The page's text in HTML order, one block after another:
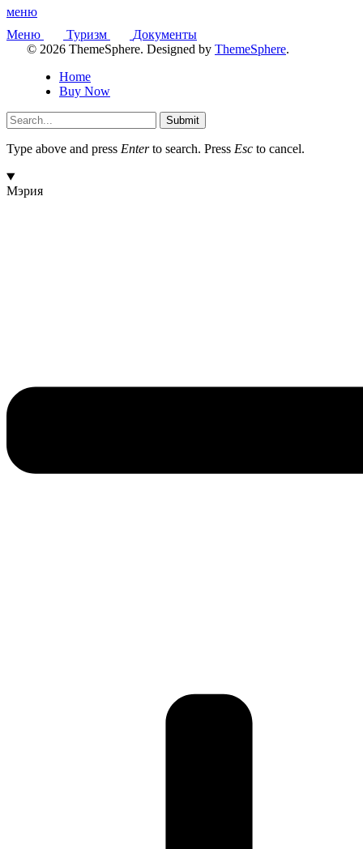
меню
Меню
Туризм
Документы
© 2026 ThemeSphere. Designed by ThemeSphere.
Home
Buy Now
Submit
Type above and press Enterto search. Press Esc to cancel.
Мэрия